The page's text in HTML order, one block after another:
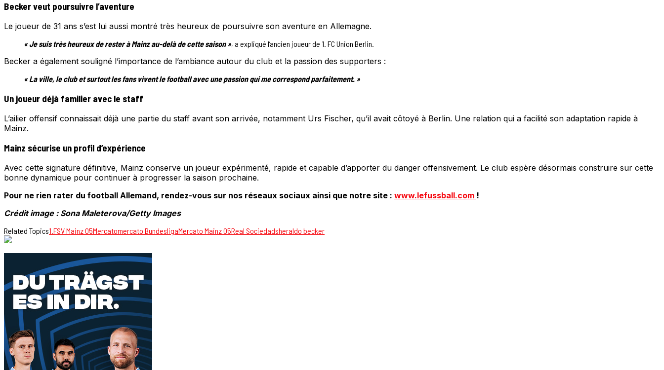
Becker veut poursuivre l’aventure
Le joueur de 31 ans s’est lui aussi montré très heureux de poursuivre son aventure en Allemagne.
« Je suis très heureux de rester à Mainz au-delà de cette saison », a expliqué l’ancien joueur de 1. FC Union Berlin.
Becker a également souligné l’importance de l’ambiance autour du club et la passion des supporters :
« La ville, le club et surtout les fans vivent le football avec une passion qui me correspond parfaitement. »
Un joueur déjà familier avec le staff
L’ailier offensif connaissait déjà une partie du staff avant son arrivée, notamment Urs Fischer, qu’il avait côtoyé à Berlin. Une relation qui a facilité son adaptation rapide à
Mainz.
Mainz sécurise un profil d’expérience
Avec cette signature définitive, Mainz conserve un joueur expérimenté, rapide et capable d’apporter du danger offensivement. Le club espère désormais construire sur cette
bonne dynamique pour continuer à progresser la saison prochaine.
Pour ne rien rater du football Allemand, rendez-vous sur nos réseaux sociaux ainsi que notre site : www.lefussball.com !
Crédit image : Sona Maleterova/Getty Images
Related Topics1.FSV Mainz 05Mercatomercato BundesligaMercato Mainz 05Real Sociedadsheraldo becker